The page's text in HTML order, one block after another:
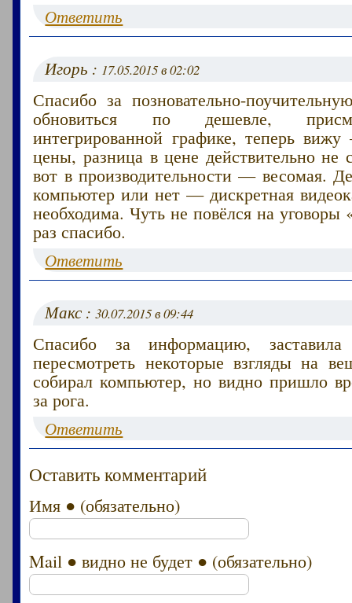
Ответить
Игорь : 17.05.2015 в 02:02
Спасибо за позновательно-
обновиться по дешевле,
интегрированной графике, теперь
цены, разница в цене действительно не
вот в производительности — весомая.
компьютер или нет — дискретная
необходима. Чуть не повёлся на уговоры
раз спасибо.
Ответить
Макс :30.07.2015 в 09:44
Спасибо за информацию,
пересмотреть некоторые взгляды на
собирал компьютер, но видно пришло
за рога.
Ответить
Оставить комментарий
Имя ● (обязательно)
Mail ● видно не будет ● (обязательно)